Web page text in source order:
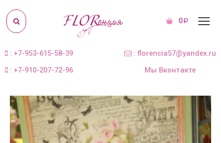
0Р
: +7-953-615-58-39
: +7-910-207-72-96
: florencia57@yandex.ru
Мы Вконтакте